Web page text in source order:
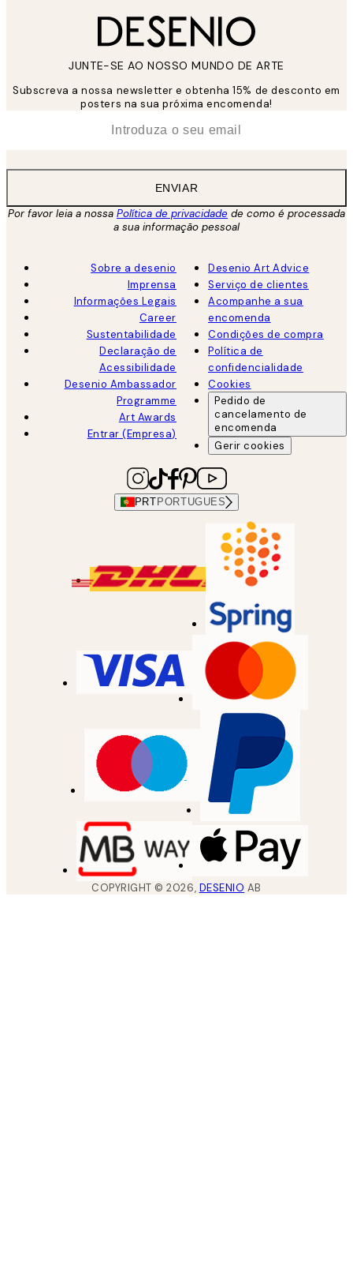
JUNTE-SE AO NOSSO MUNDO DE ARTE
Subscreva a nossa newsletter e obtenha 15% de desconto em
posters na sua próxima encomenda!
ENVIAR
Por favor leia a nossa Política de privacidade de como é processada
a sua informação pessoal
Sobre a desenio
Imprensa
Informações Legais
Career
Sustentabilidade
Declaração de
Acessibilidade
Desenio Ambassador
Programme
Art Awards
Entrar (Empresa)
Desenio Art Advice
Serviço de clientes
Acompanhe a sua
encomenda
Condições de compra
Política de
confidencialidade
Cookies
Pedido de
cancelamento de
encomenda
Gerir cookies
PRT PORTUGUES
COPYRIGHT ©2026, DESENIO AB